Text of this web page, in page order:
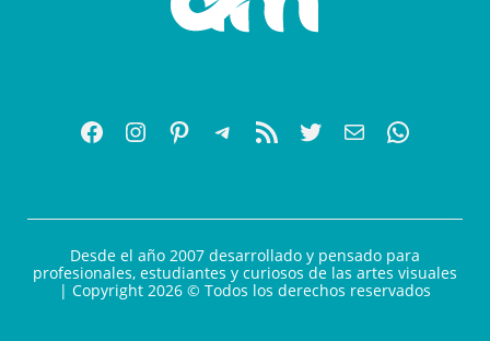
Desde el año 2007 desarrollado y pensado para
profesionales, estudiantes y curiosos de las artes visuales
| Copyright 2026 © Todos los derechos reservados